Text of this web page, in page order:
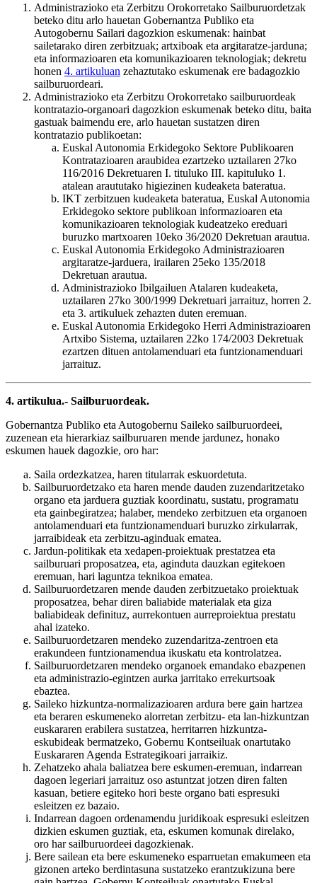
Administrazioko eta Zerbitzu Orokorretako Sailburuordetzak
beteko ditu arlo hauetan Gobernantza Publiko eta
Autogobernu Sailari dagozkion eskumenak: hainbat
sailetarako diren zerbitzuak; artxiboak eta argitaratze-jarduna;
eta informazioaren eta komunikazioaren teknologiak; dekretu
honen 4. artikuluan zehaztutako eskumenak ere badagozkio
sailburuordeari.
Administrazioko eta Zerbitzu Orokorretako sailburuordeak
kontratazio-organoari dagozkion eskumenak beteko ditu, baita
gastuak baimendu ere, arlo hauetan sustatzen diren
kontratazio publikoetan:
Euskal Autonomia Erkidegoko Sektore Publikoaren
Kontratazioaren araubidea ezartzeko uztailaren 27ko
116/2016 Dekretuaren I. tituluko III. kapituluko 1.
atalean araututako higiezinen kudeaketa bateratua.
IKT zerbitzuen kudeaketa bateratua, Euskal Autonomia
Erkidegoko sektore publikoan informazioaren eta
komunikazioaren teknologiak kudeatzeko ereduari
buruzko martxoaren 10eko 36/2020 Dekretuan arautua.
Euskal Autonomia Erkidegoko Administrazioaren
argitaratze-jarduera, irailaren 25eko 135/2018
Dekretuan arautua.
Administrazioko Ibilgailuen Atalaren kudeaketa,
uztailaren 27ko 300/1999 Dekretuari jarraituz, horren 2.
eta 3. artikuluek zehazten duten eremuan.
Euskal Autonomia Erkidegoko Herri Administrazioaren
Artxibo Sistema, uztailaren 22ko 174/2003 Dekretuak
ezartzen dituen antolamenduari eta funtzionamenduari
jarraituz.
4. artikulua.- Sailburuordeak.
Gobernantza Publiko eta Autogobernu Saileko sailburuordeei,
zuzenean eta hierarkiaz sailburuaren mende jardunez, honako
eskumen hauek dagozkie, oro har:
Saila ordezkatzea, haren titularrak eskuordetuta.
Sailburuordetzako eta haren mende dauden zuzendaritzetako
organo eta jarduera guztiak koordinatu, sustatu, programatu
eta gainbegiratzea; halaber, mendeko zerbitzuen eta organoen
antolamenduari eta funtzionamenduari buruzko zirkularrak,
jarraibideak eta zerbitzu-aginduak ematea.
Jardun-politikak eta xedapen-proiektuak prestatzea eta
sailburuari proposatzea, eta, aginduta dauzkan egitekoen
eremuan, hari laguntza teknikoa ematea.
Sailburuordetzaren mende dauden zerbitzuetako proiektuak
proposatzea, behar diren baliabide materialak eta giza
baliabideak definituz, aurrekontuen aurreproiektua prestatu
ahal izateko.
Sailburuordetzaren mendeko zuzendaritza-zentroen eta
erakundeen funtzionamendua ikuskatu eta kontrolatzea.
Sailburuordetzaren mendeko organoek emandako ebazpenen
eta administrazio-egintzen aurka jarritako errekurtsoak
ebaztea.
Saileko hizkuntza-normalizazioaren ardura bere gain hartzea
eta beraren eskumeneko alorretan zerbitzu- eta lan-hizkuntzan
euskararen erabilera sustatzea, herritarren hizkuntza-
eskubideak bermatzeko, Gobernu Kontseiluak onartutako
Euskararen Agenda Estrategikoari jarraikiz.
Zehatzeko ahala baliatzea bere eskumen-eremuan, indarrean
dagoen legeriari jarraituz oso astuntzat jotzen diren falten
kasuan, betiere egiteko hori beste organo bati espresuki
esleitzen ez bazaio.
Indarrean dagoen ordenamendu juridikoak espresuki esleitzen
dizkien eskumen guztiak, eta, eskumen komunak direlako,
oro har sailburuordeei dagozkienak.
Bere sailean eta bere eskumeneko esparruetan emakumeen eta
gizonen arteko berdintasuna sustatzeko erantzukizuna bere